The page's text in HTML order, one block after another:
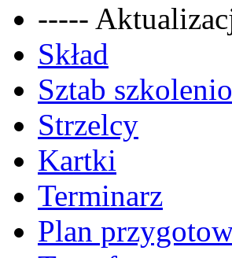
-----
Skład
Sztab
Strzelcy
Kartki
Terminarz
Plan